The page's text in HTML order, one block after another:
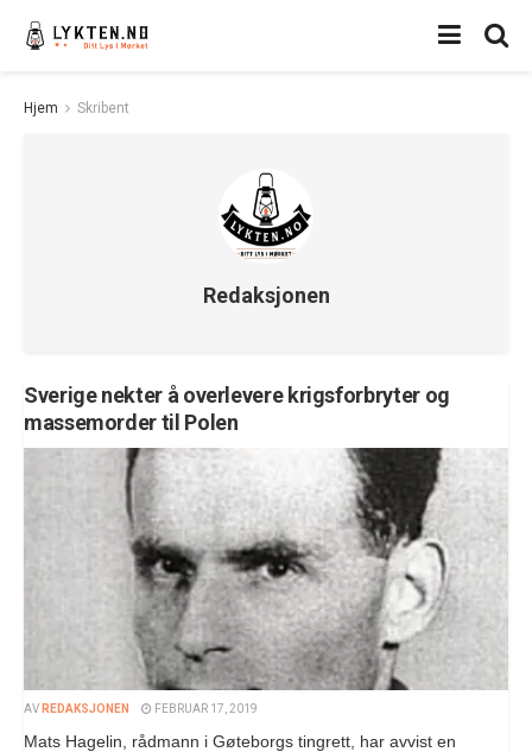
Hjem Skribent
Redaksjonen
Sverige nekter å overlevere krigsforbryter og
massemorder til Polen
AV REDAKSJONEN FEBRUAR 17, 2019
Mats Hagelin, rådmann i Gøteborgs tingrett, har avvist en